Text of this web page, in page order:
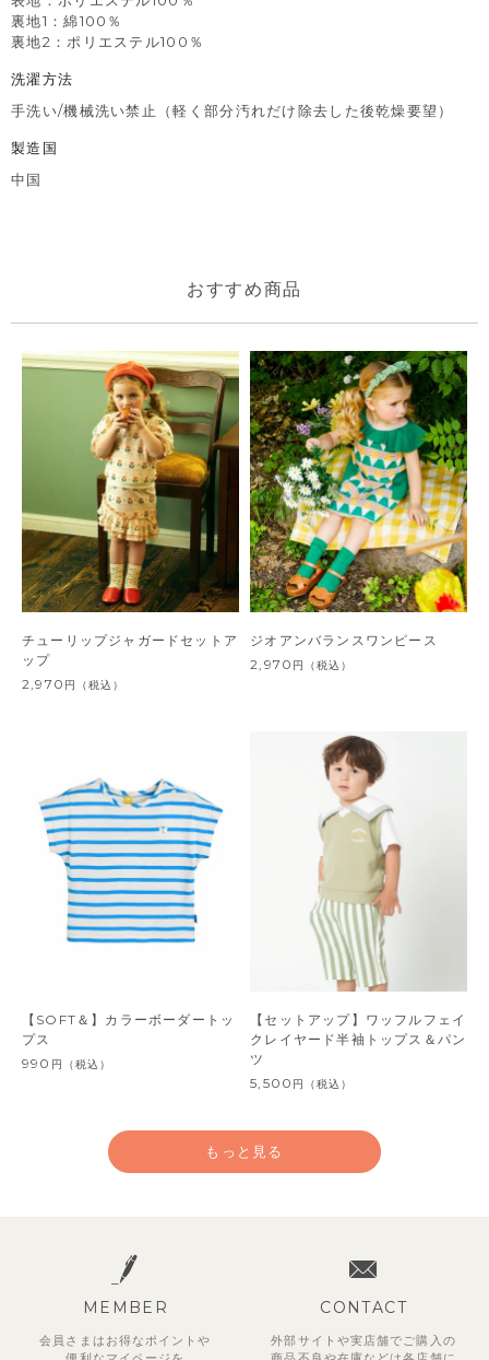
裏地1：綿100％
裏地2：ポリエステル100％
洗濯方法
手洗い/機械洗い禁止（軽く部分汚れだけ除去した後乾燥要望）
製造国
中国
おすすめ商品
チューリップジャガードセットア
ップ
2,970 円 （税込）
ジオアンバランスワンピース
2,970 円 （税込）
【SOFT＆】カラーボーダートッ
プス
990 円 （税込）
【セットアップ】ワッフルフェイ
クレイヤード半袖トップス＆パン
ツ
5,500 円 （税込）
もっと見る
MEMBER
会員さまはお得なポイントや
CONTACT
外部サイトや実店舗でご購入の